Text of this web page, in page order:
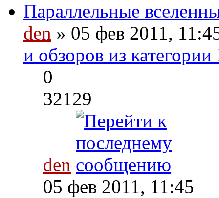
Параллельные
den » 05 фев 2011,
и обзоров из категории
0
32129
den
05 фев 2011, 11:45